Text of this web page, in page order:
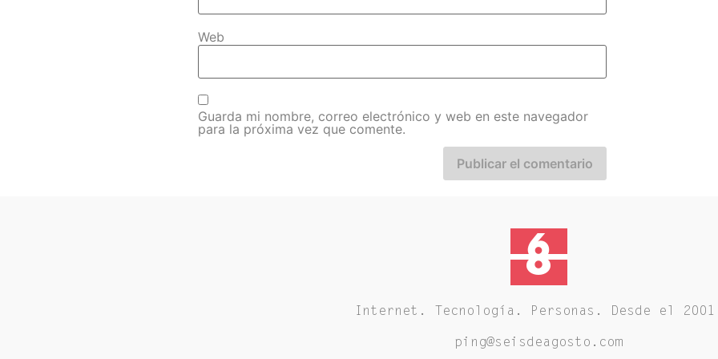
Web
Guarda mi nombre, correo electrónico y web en este navegador
para la próxima vez que comente.
Internet. Tecnología. Personas. Desde el
ping@seisdeagosto.com